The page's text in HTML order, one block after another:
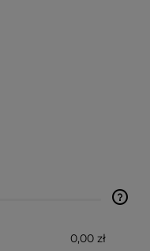
kosztów płatności
0,00 zł